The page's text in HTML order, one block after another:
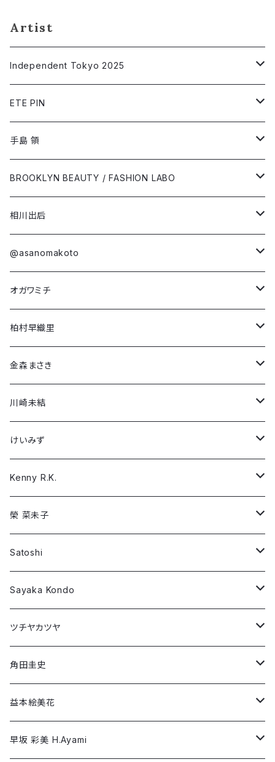
Artist
Independent Tokyo 2025
相川出后
@asanomakoto
オガワミチ
柏村早織里
金森まさき
川崎未結
けいみず
Kenny R.K.
榮 菜未子
Satoshi
Sayaka Kondo
ツチヤカツヤ
角田圭史
益本絵美花
早坂 彩美 H.Ayami
三国太郎
三村あずさ
Yuri SEKI
ETE PIN
Short Sleeve T-shirt
Long Sleeve T-shirt
手島 領
Short Sleeve T-shirt
Long Sleeve T-shirt
第4弾コラボ
「NEO(n) YEAR -unicorn-」
「Dream in Rose」
第3弾コラボ
「Run! Boy Run!」
「Why Fight?」
第2弾コラボ
「NEO(n) BIRTH -awake-」
「戦場で…」
第1弾コラボ
「Boys, don’t cry」
「Girls, don't cry」
BROOKLYN BEAUTY / FASHION LABO
Short Sleeve T-shirt
Long Sleeve T-shirt
Damien Olsen Berdichevsky
Dario Mohr
Francesca Furian
Gail Bach
Hallie Lederer
Nathaniel Thompson
Preston Trombly
Robin Dann
William Patterson
Wujian Wang
相川出后
Short Sleeve T-shirt
Long Sleeve T-shirt
@asanomakoto
Short Sleeve T-shirt
Long Sleeve T-shirt
オガワミチ
Short Sleeve T-shirt
Long Sleeve T-shirt
柏村早織里
Short Sleeve T-shirt
Long Sleeve T-shirt
金森まさき
Short Sleeve T-shirt
Long Sleeve T-shirt
川崎未結
Short Sleeve T-shirt
Long Sleeve T-shirt
けいみず
Short Sleeve T-shirt
Long Sleeve T-shirt
Kenny R.K.
Short Sleeve T-shirt
Long Sleeve T-shirt
榮 菜未子
Short Sleeve T-shirt
Long Sleeve T-shirt
Satoshi
Short Sleeve T-shirt
Long Sleeve T-shirt
Sayaka Kondo
Short Sleeve T-shirt
Long Sleeve T-shirt
ツチヤカツヤ
Short Sleeve T-shirt
Long Sleeve T-shirt
角田圭史
Short Sleeve T-shirt
Long Sleeve T-shirt
益本絵美花
Short Sleeve T-shirt
早坂 彩美 H.Ayami